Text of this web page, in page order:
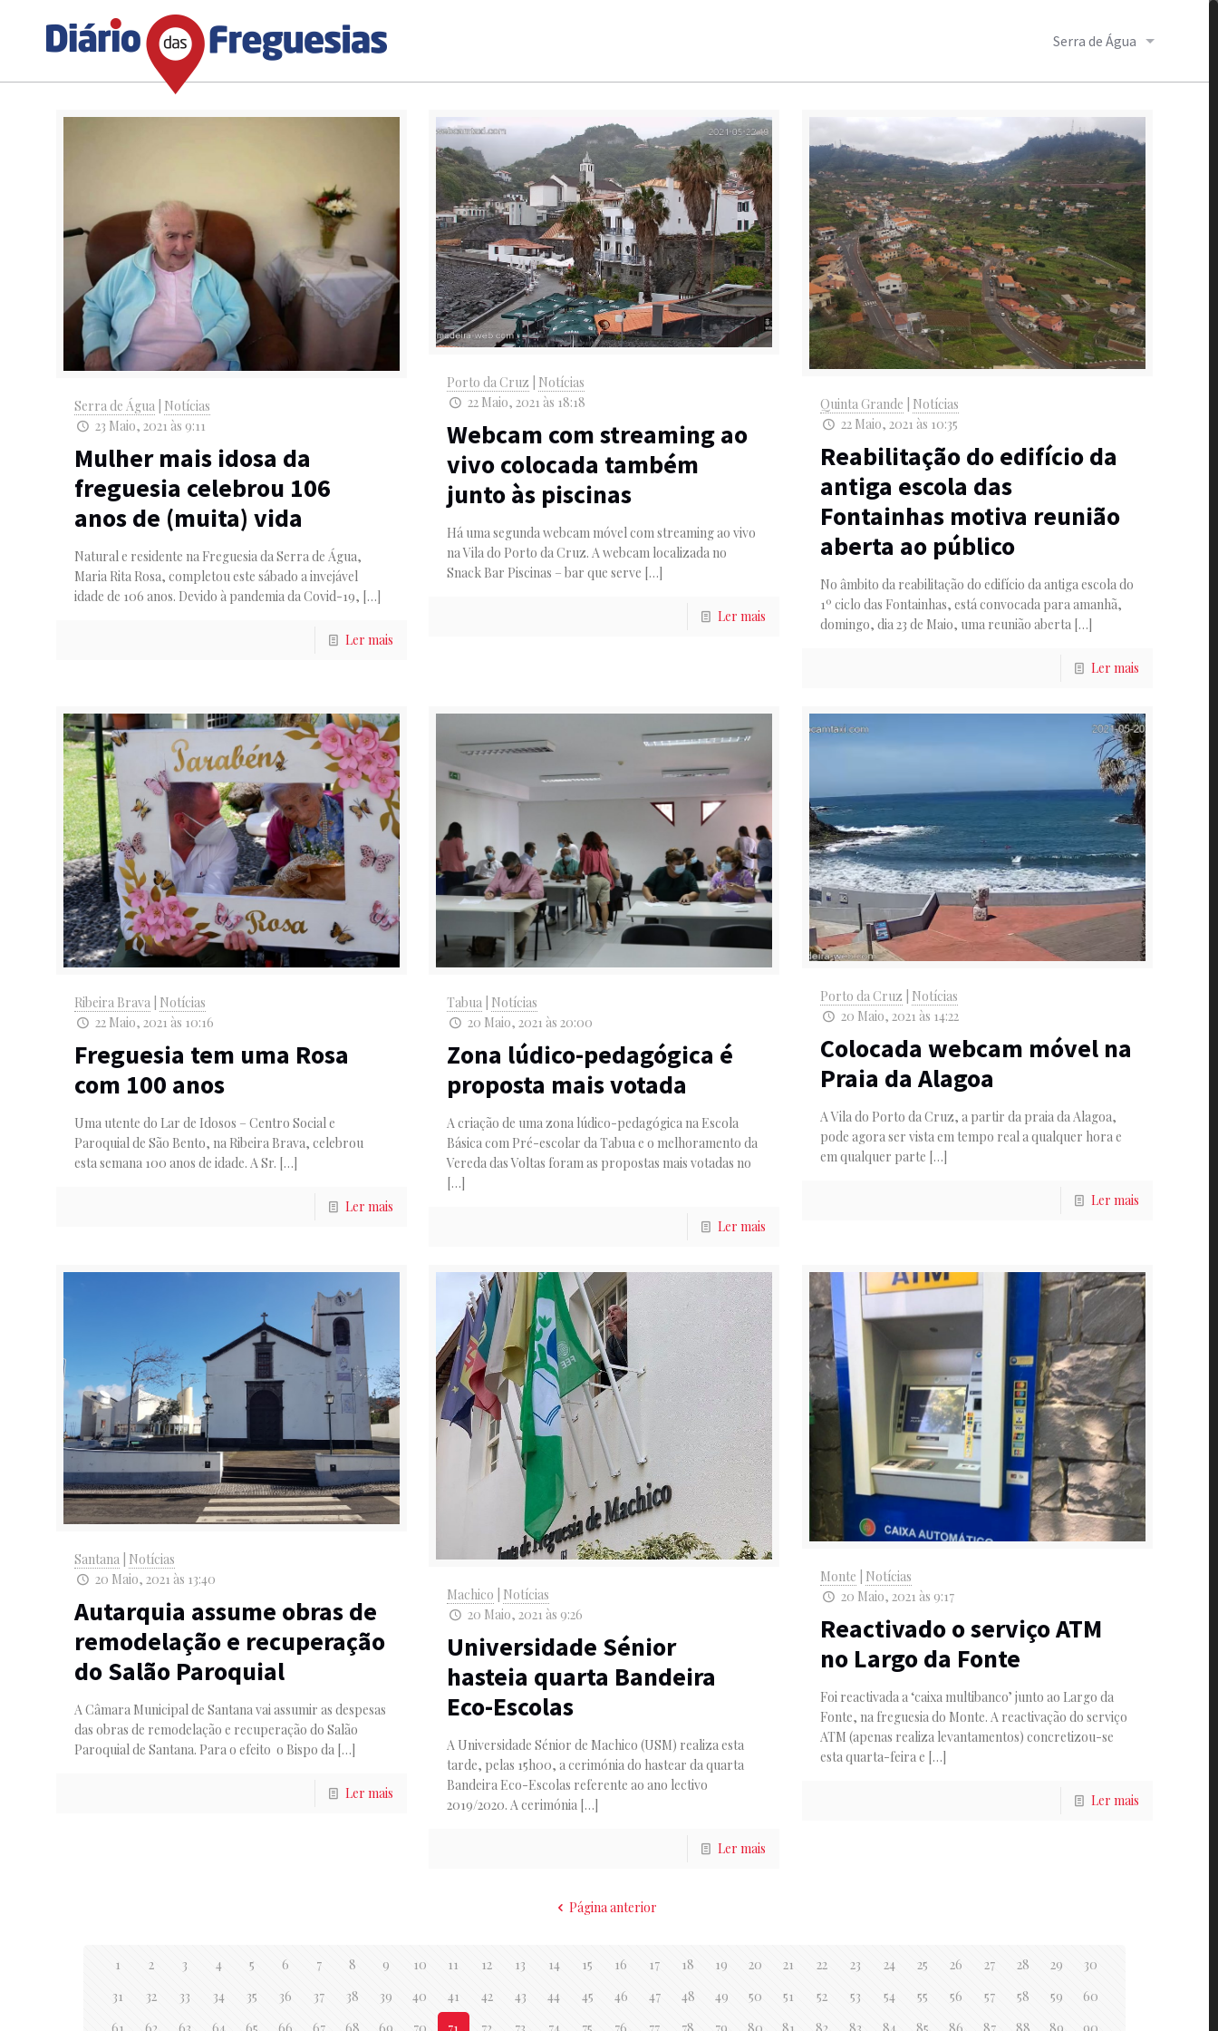
Serra de Água
Serra de Água| Notícias
23 Maio, 2021 às 9:11
Mulher mais idosa da
freguesia celebrou 106
anos de (muita) vida
Natural e residente na Freguesia da Serra de Água,
Maria Rita Rosa, completou este sábado a invejável
idade de 106 anos. Devido à pandemia da Covid-19, […]
Ler mais
Porto da Cruz
Notícias
22 Maio, 2021 às 18:18
Webcam com streaming ao
vivo colocada também
junto às piscinas
Há uma segunda webcam móvel com streaming ao vivo
na Vila do Porto da Cruz. A webcam localizada no
Snack Bar Piscinas – bar que serve […]
Ler mais
Quinta Grande
Notícias
22 Maio, 2021 às 10:35
Reabilitação do edifício da
antiga escola das
Fontainhas motiva reunião
aberta ao público
No âmbito da reabilitação do edifício da antiga escola do
1º ciclo das Fontainhas, está convocada para amanhã,
domingo, dia 23 de Maio, uma reunião aberta[…]
Ler mais
Ribeira Brava| Notícias
22 Maio, 2021 às 10:16
Freguesia tem uma Rosa
com 100 anos
Uma utente do Lar de Idosos – Centro Social e
Paroquial de São Bento, na Ribeira Brava, celebrou
esta semana 100 anos de idade. A Sr. […]
Ler mais
Tabua| Notícias
20 Maio, 2021 às 20:00
Zona lúdico-pedagógica é
proposta mais votada
A criação de uma zona lúdico-pedagógica na Escola
Básica com Pré-escolar da Tabua e o melhoramento da
Vereda das Voltas foram as propostas mais votadas no
[…]
Ler mais
Porto da Cruz
Notícias
20 Maio, 2021 às 14:22
Colocada webcam móvel na
Praia da Alagoa
A Vila do Porto da Cruz, a partir da praia da Alagoa,
pode agora ser vista em tempo real a qualquer hora e
em qualquer parte […]
Ler mais
Santana| Notícias
20 Maio, 2021 às 13:40
Autarquia assume obras de
remodelação e recuperação
do Salão Paroquial
A Câmara Municipal de Santana vai assumir as despesas
das obras de remodelação e recuperação do Salão
Paroquial de Santana. Para o efeito o Bispo da[…]
Ler mais
Machico
Notícias
20 Maio, 2021 às 9:26
Universidade Sénior
hasteia quarta Bandeira
Eco-Escolas
A Universidade Sénior de Machico (USM) realiza esta
tarde, pelas 15h00, a cerimónia do hastear da quarta
Bandeira Eco-Escolas referente ao ano lectivo
2019/2020. A cerimónia[…]
Ler mais
Monte
Notícias
20 Maio, 2021 às 9:17
Reactivado o serviço ATM
no Largo da Fonte
Foi reactivada a ‘caixa multibanco’ junto ao Largo da
Fonte, na freguesia do Monte. A reactivação do serviço
ATM (apenas realiza levantamentos) concretizou-se
esta quarta-feira e […]
Ler mais
Página anterior
1 2 3 4 5 6 7 8 9 10 11 12 13 14 15 16 17 18 19 20 21 22 23 24 25 26 27 28 29
30
31
32 33 34 35 36 37 38 39 40 41 42 43 44 45 46 47 48 49 50 51 52 53 54 55 56 57 58 59
60
61
62 63 64 65 66 67 68 69 70 71 72 73 74 75 76 77 78 79 80 81 82 83 84 85 86 87 88 89 90